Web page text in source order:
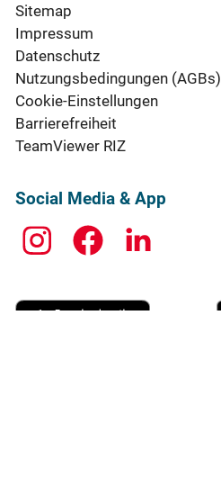
Sitemap
Impressum
Datenschutz
Nutzungsbedingungen (AGBs)
Cookie-Einstellungen
Barrierefreiheit
TeamViewer RIZ
Social Media & App